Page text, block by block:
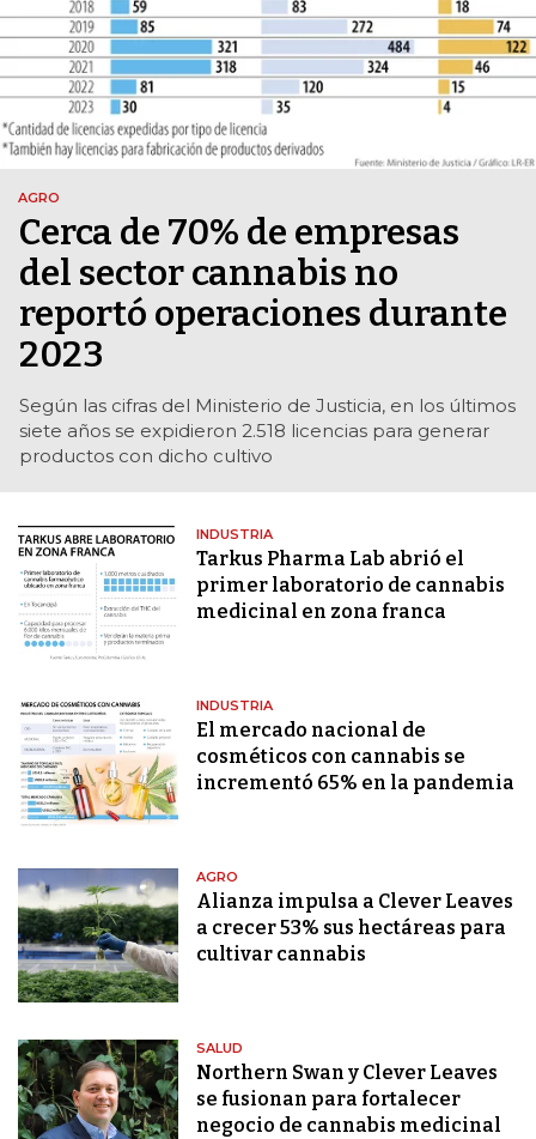
AGRO
Cerca de 70% de empresas
del sector cannabis no
reportó operaciones durante
2023
Según las cifras del Ministerio de Justicia, en los últimos
siete años se expidieron 2.518 licencias para generar
productos con dicho cultivo
INDUSTRIA
Tarkus Pharma Lab abrió el
primer laboratorio de cannabis
medicinal en zona franca
INDUSTRIA
El mercado nacional de
cosméticos con cannabis se
incrementó 65% en la pandemia
AGRO
Alianza impulsa a Clever Leaves
a crecer 53% sus hectáreas para
cultivar cannabis
SALUD
Northern Swan y Clever Leaves
se fusionan para fortalecer
negocio de cannabis medicinal